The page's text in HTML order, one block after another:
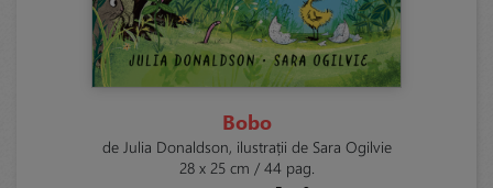
Bobo
de Julia Donaldson, ilustrații de Sara Ogilvie
28 x 25 cm / 44 pag.